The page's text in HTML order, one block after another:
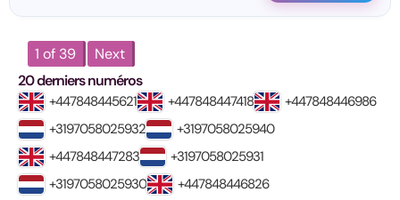
1 of 39
Next
20 derniers numéros
+447848445621 +447848447418
+447848446986
+3197058025932
+3197058025940
+447848447283
+3197058025931
+3197058025930
+447848446826